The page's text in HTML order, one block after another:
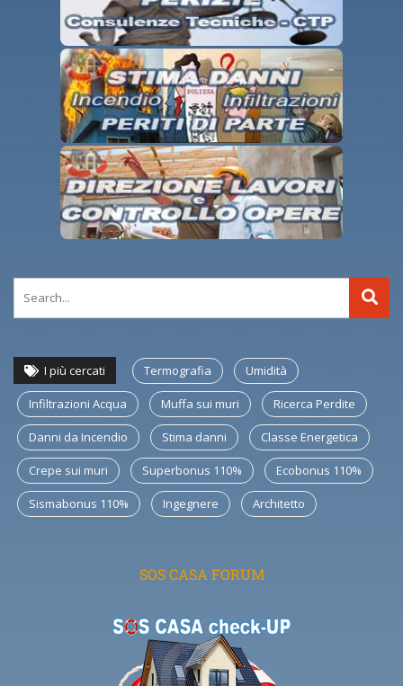
I più cercati Termografia Umidità
Infiltrazioni Acqua Muffa sui muri Ricerca Perdite
Danni da Incendio Stima danni Classe Energetica
Crepe sui muri Superbonus 110% Ecobonus 110%
Sismabonus 110% Ingegnere Architetto
SOS CASA FORUM